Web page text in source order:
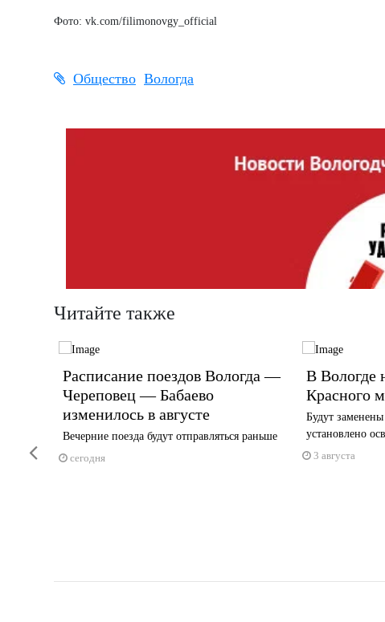
Фото: vk.com/filimonovgy_official
Общество Вологда
Читайте также
Расписание поездов Вологда —
Череповец — Бабаево
изменилось в августе
Вечерние поезда будут отправляться раньше
сегодня
В Вологде
Красного
Будут
установлено
3 августа